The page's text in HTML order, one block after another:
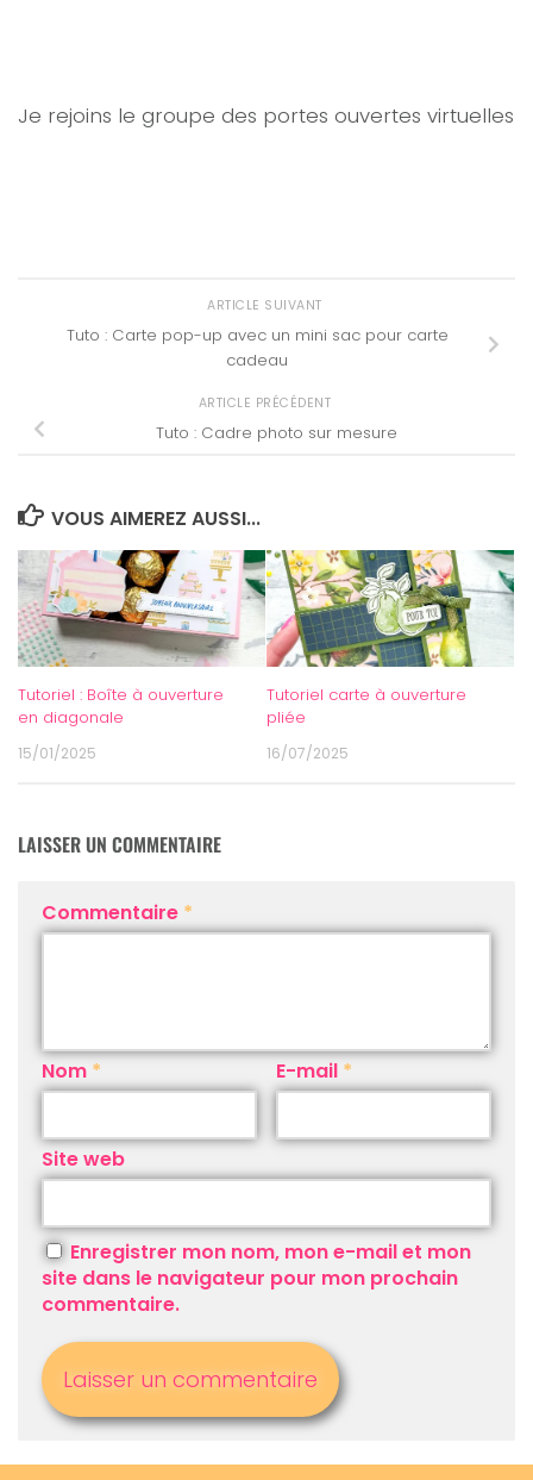
Je rejoins le groupe des portes ouvertes virtuelles
ARTICLE SUIVANT
Tuto : Carte pop-up avec un mini sac pour carte
cadeau
ARTICLE PRÉCÉDENT
Tuto : Cadre photo sur mesure
VOUS AIMEREZ AUSSI...
Tutoriel : Boîte à ouverture
en diagonale
15/01/2025
Tutoriel carte à ouverture
pliée
16/07/2025
LAISSER UN COMMENTAIRE
Commentaire *
Nom * E-mail *
Site web
Enregistrer mon nom, mon e-mail et mon
site dans le navigateur pour mon prochain
commentaire.